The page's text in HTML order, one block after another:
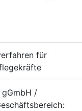
für
gGmbH /